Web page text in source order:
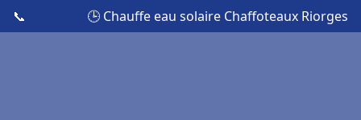
📞 🕒 Chauffe eau solaire Chaffoteaux Riorges